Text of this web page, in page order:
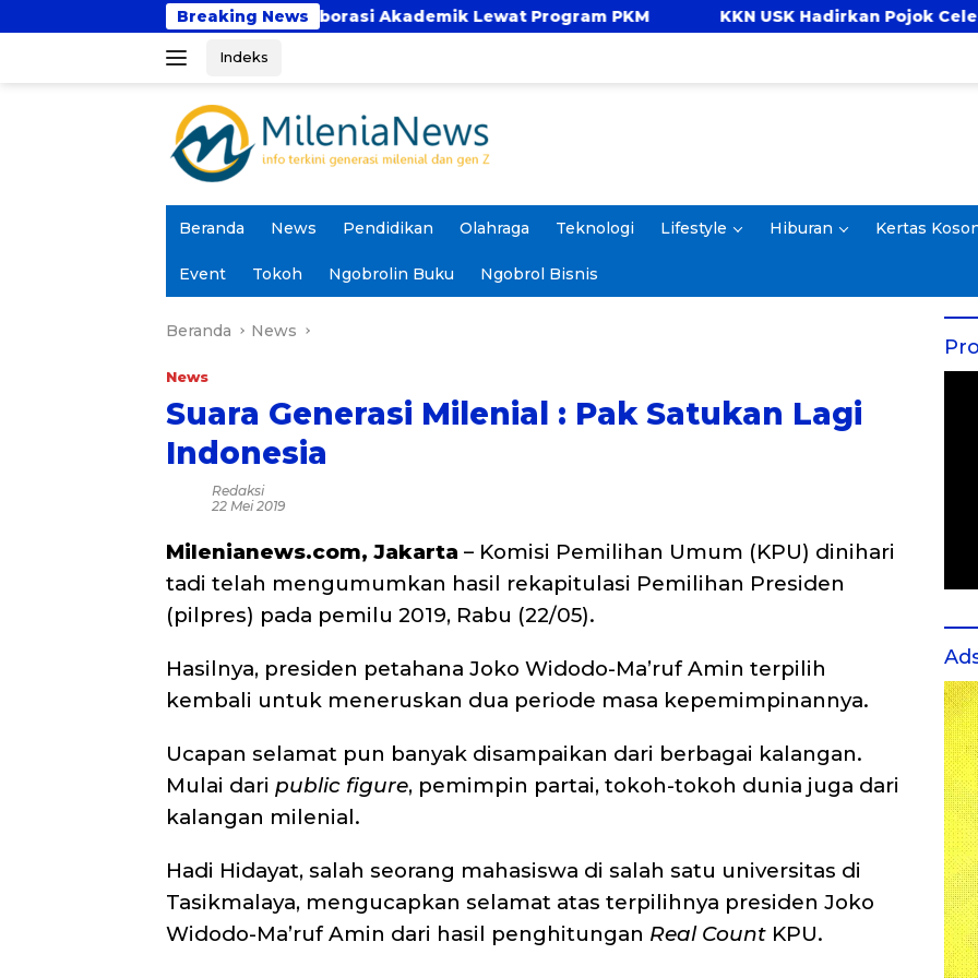
ke
Breaking News
Perkuat Kolaborasi Akademik Lewat Program PKM KKN USK Hadirkan Pojok Celengan, Ajarkan
Indeks
Beranda News Pendidikan Olahraga Teknologi Lifestyle Hiburan Kertas
Event Tokoh Ngobrolin Buku Ngobrol Bisnis
Beranda News
News
Suara Generasi Milenial : Pak Satukan Lagi
Indonesia
Redaksi
22 Mei 2019
Milenianews.com, Jakarta – Komisi Pemilihan Umum (KPU) dinihari
tadi telah mengumumkan hasil rekapitulasi Pemilihan Presiden
(pilpres) pada pemilu 2019, Rabu (22/05).
Hasilnya, presiden petahana Joko Widodo-Ma’ruf Amin terpilih
kembali untuk meneruskan dua periode masa kepemimpinannya.
Ucapan selamat pun banyak disampaikan dari berbagai kalangan.
Mulai dari public figure, pemimpin partai, tokoh-tokoh dunia juga dari
kalangan milenial.
Hadi Hidayat, salah seorang mahasiswa di salah satu universitas di
Tasikmalaya, mengucapkan selamat atas terpilihnya presiden Joko
Widodo-Ma’ruf Amin dari hasil penghitungan Real Count KPU.